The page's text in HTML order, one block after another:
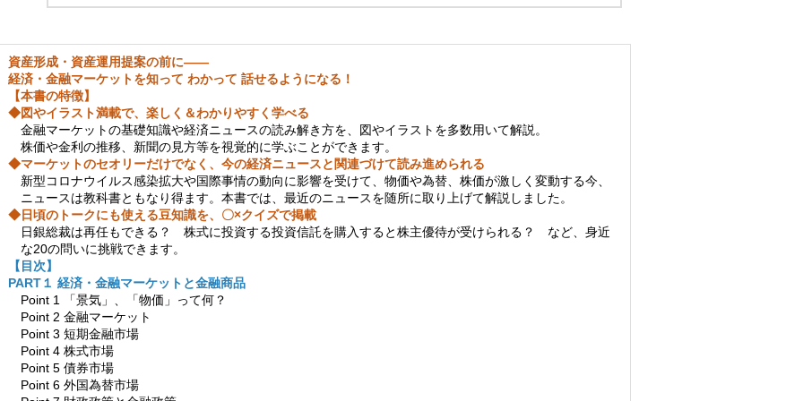
資産形成・資産運用提案の前に――
経済・金融マーケットを知って わかって 話せるようになる！
【本書の特徴】
◆図やイラスト満載で、楽しく＆わかりやすく学べる
金融マーケットの基礎知識や経済ニュースの読み解き方を、図やイラストを多数用いて解説。
株価や金利の推移、新聞の見方等を視覚的に学ぶことができます。
◆マーケットのセオリーだけでなく、今の経済ニュースと関連づけて読み進められる
新型コロナウイルス感染拡大や国際事情の動向に影響を受けて、物価や為替、株価が激しく変動する今、
ニュースは教科書ともなり得ます。本書では、最近のニュースを随所に取り上げて解説しました。
◆日頃のトークにも使える豆知識を、〇×クイズで掲載
日銀総裁は再任もできる？ 株式に投資する投資信託を購入すると株主優待が受けられる？ など、身近
な20の問いに挑戦できます。
【目次】
PART１ 経済・金融マーケットと金融商品
Point 1 「景気」、「物価」って何？
Point 2 金融マーケット
Point 3 短期金融市場
Point 4 株式市場
Point 5 債券市場
Point 6 外国為替市場